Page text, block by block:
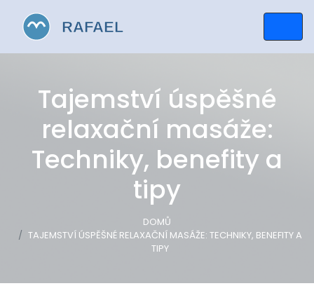
Tajemství úspěšné
relaxační masáže:
Techniky, benefity a
tipy
DOMŮ
TAJEMSTVÍ ÚSPĚŠNÉ RELAXAČNÍ MASÁŽE: TECHNIKY, BENEFITY A
TIPY